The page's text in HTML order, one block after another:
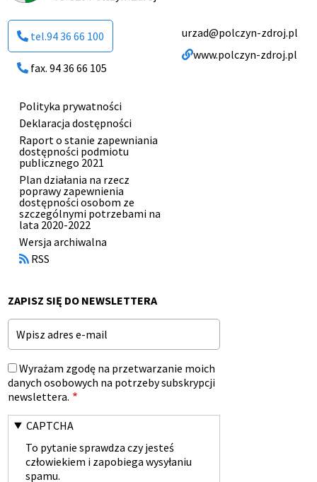
tel.94 36 66 100
fax. 94 36 66 105
urzad@polczyn-zdroj.pl
www.polczyn-zdroj.pl
Menu
stopki
Polityka prywatności
Deklaracja dostępności
Raport o stanie zapewniania
dostępności podmiotu
publicznego 2021
Plan działania na rzecz
poprawy zapewnienia
dostępności osobom ze
szczególnymi potrzebami na
lata 2020-2022
Otworzy
się
w
Wersja archiwalna
RSS
ZAPISZ SIĘ DO NEWSLETTERA
Email
Wyrażam zgodę na przetwarzanie moich
danych osobowych na potrzeby subskrypcji
newslettera.
CAPTCHA
To pytanie sprawdza czy jesteś
człowiekiem i zapobiega wysyłaniu
spamu.